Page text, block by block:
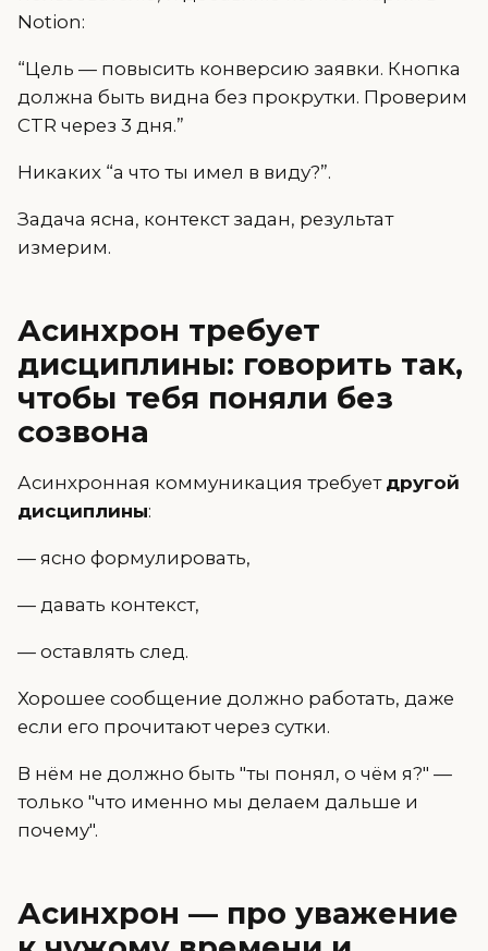
Notion:
“Цель — повысить конверсию заявки. Кнопка
должна быть видна без прокрутки. Проверим
CTR через 3 дня.”
Никаких “а что ты имел в виду?”.
Задача ясна, контекст задан, результат
измерим.
Асинхрон требует
дисциплины: говорить так,
чтобы тебя поняли без
созвона
Асинхронная коммуникация требует другой
дисциплины:
— ясно формулировать,
— давать контекст,
— оставлять след.
Хорошее сообщение должно работать, даже
если его прочитают через сутки.
В нём не должно быть "ты понял, о чём я?" —
только "что именно мы делаем дальше и
почему".
Асинхрон — про уважение